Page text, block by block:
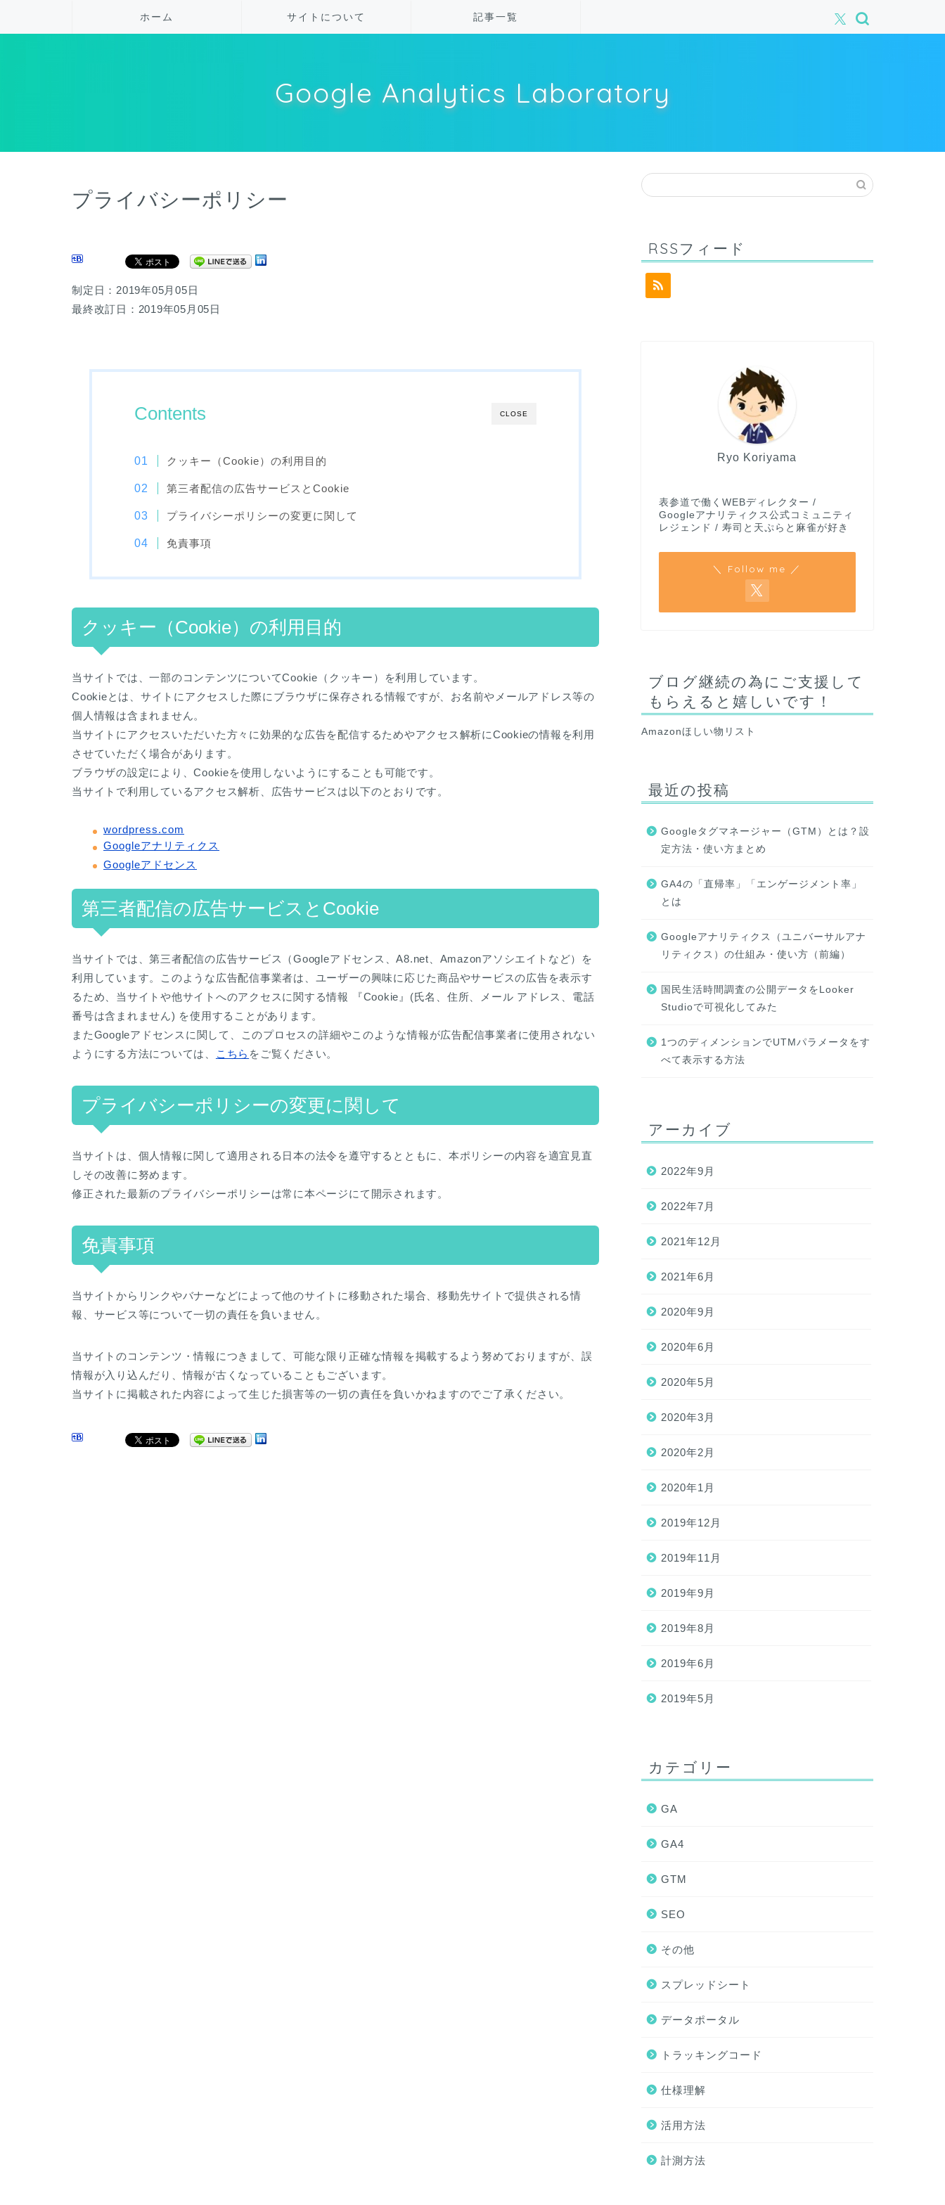
ホーム サイトについて 記事一覧
Google Analytics Laboratory
プライバシーポリシー
制定日：2019年05月05日
最終改訂日：2019年05月05日
CLOSE
Contents
クッキー（Cookie）の利用目的
第三者配信の広告サービスとCookie
プライバシーポリシーの変更に関して
免責事項
クッキー（Cookie）の利用目的
当サイトでは、一部のコンテンツについてCookie（クッキー）を利用しています。
Cookieとは、サイトにアクセスした際にブラウザに保存される情報ですが、お名前やメールアドレス等の
個人情報は含まれません。
当サイトにアクセスいただいた方々に効果的な広告を配信するためやアクセス解析にCookieの情報を利用
させていただく場合があります。
ブラウザの設定により、Cookieを使用しないようにすることも可能です。
当サイトで利用しているアクセス解析、広告サービスは以下のとおりです。
wordpress.com
Googleアナリティクス
Googleアドセンス
第三者配信の広告サービスとCookie
当サイトでは、第三者配信の広告サービス（Googleアドセンス、A8.net、Amazonアソシエイトなど）を
利用しています。このような広告配信事業者は、ユーザーの興味に応じた商品やサービスの広告を表示す
るため、当サイトや他サイトへのアクセスに関する情報 『Cookie』(氏名、住所、メール アドレス、電話
番号は含まれません) を使用することがあります。
またGoogleアドセンスに関して、このプロセスの詳細やこのような情報が広告配信事業者に使用されない
ようにする方法については、
こちら をご覧ください。
プライバシーポリシーの変更に関して
当サイトは、個人情報に関して適用される日本の法令を遵守するとともに、本ポリシーの内容を適宜見直
しその改善に努めます。
修正された最新のプライバシーポリシーは常に本ページにて開示されます。
免責事項
当サイトからリンクやバナーなどによって他のサイトに移動された場合、移動先サイトで提供される情
報、サービス等について一切の責任を負いません。
当サイトのコンテンツ・情報につきまして、可能な限り正確な情報を掲載するよう努めておりますが、誤
情報が入り込んだり、情報が古くなっていることもございます。
当サイトに掲載された内容によって生じた損害等の一切の責任を負いかねますのでご了承ください。
RSSフィード
Ryo Koriyama
表参道で働くWEBディレクター /
Googleアナリティクス公式コミュニティ
レジェンド / 寿司と天ぷらと麻雀が好き
＼ Follow me ／
ブログ継続の為にご支援して
もらえると嬉しいです！
Amazonほしい物リスト
最近の投稿
Googleタグマネージャー（GTM）とは？設
定方法・使い方まとめ
GA4の「直帰率」「エンゲージメント率」
とは
Googleアナリティクス（ユニバーサルアナ
リティクス）の仕組み・使い方（前編）
国民生活時間調査の公開データをLooker
Studioで可視化してみた
1つのディメンションでUTMパラメータをす
べて表示する方法
アーカイブ
2022年9月
2022年7月
2021年12月
2021年6月
2020年9月
2020年6月
2020年5月
2020年3月
2020年2月
2020年1月
2019年12月
2019年11月
2019年9月
2019年8月
2019年6月
2019年5月
カテゴリー
GA
GA4
GTM
SEO
その他
スプレッドシート
データポータル
トラッキングコード
仕様理解
活用方法
計測方法